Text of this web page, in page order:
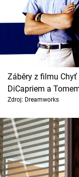
Záběry z filmu Chyť
DiCapriem a
Zdroj: Dreamworks